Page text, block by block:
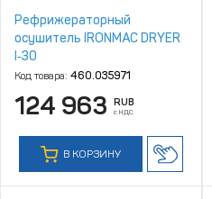
Рефрижераторный
осушитель IRONMAC DRYER
I‑30
Код товара: 460.035971
124 963 RUB
с НДС
В КОРЗИНУ